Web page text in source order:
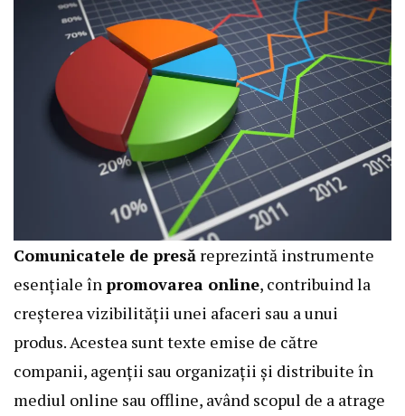
Comunicatele de presă reprezintă instrumente
esențiale înpromovarea online, contribuind la
creșterea vizibilității unei afaceri sau a unui
produs. Acestea sunt texte emise de către
companii, agenții sau organizații și distribuite în
mediul online sau offline, având scopul de a atrage